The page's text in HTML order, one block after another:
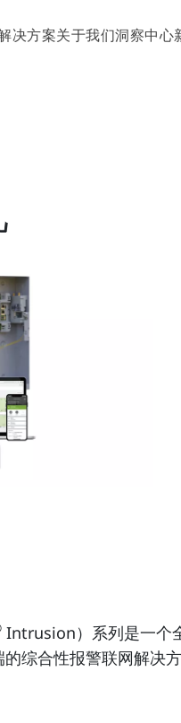
决方案关于我们洞察中心
Intrusion）系列是一个
综合性报警联网解决